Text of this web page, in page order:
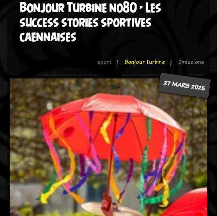
Bonjour Turbine no80 - Les
success stories sportives
caennaises
sport Bonjour turbine Emissions
27 MARS 2025